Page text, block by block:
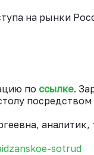
на рынки
по ссылке.
аналитик,
sotrud